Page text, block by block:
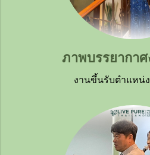
งานขึ้นรับตำแหน่ง